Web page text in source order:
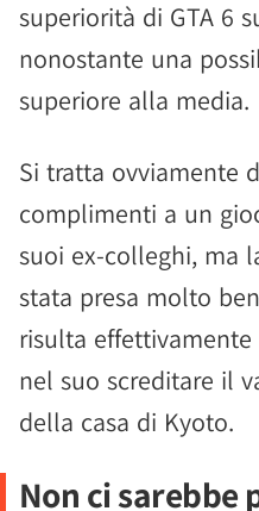
superiorità di GTA 6
nonostante una
superiore alla media.
Si tratta ovviamente
complimenti a un
suoi ex-colleghi, ma
stata presa molto
risulta
nel suo screditare il
della casa di Kyoto.
Non ci sarebbe